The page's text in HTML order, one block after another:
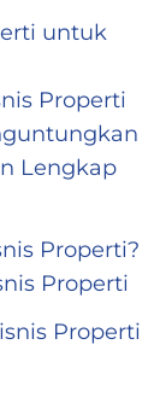
untuk
Properti
Lengkap
Properti?
Properti
Properti